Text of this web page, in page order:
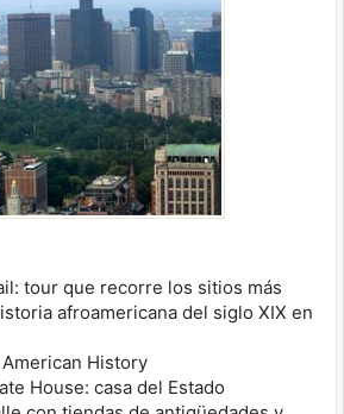
tour que recorre los sitios más
afroamericana del siglo XIX en
History
House: casa del Estado